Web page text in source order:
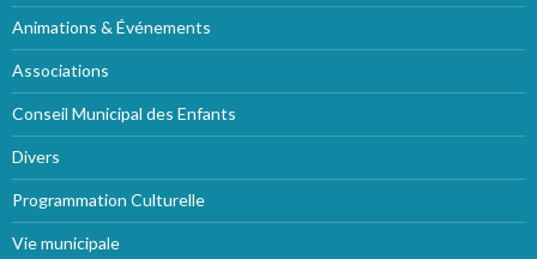
Animations & Événements
Associations
Conseil Municipal des Enfants
Divers
Programmation Culturelle
Vie municipale